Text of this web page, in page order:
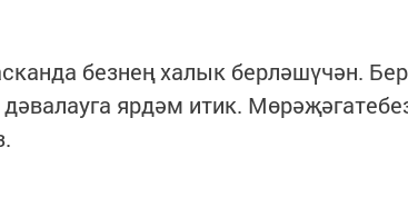
безнең халык берләшүчән.
ярдәм итик.